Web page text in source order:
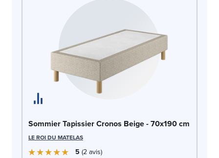
Sommier Tapissier Cronos Beige - 70x190 cm
LE ROI DU MATELAS
5 2avis